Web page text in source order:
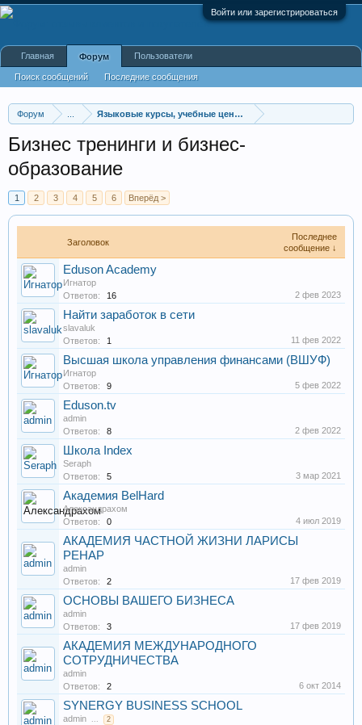
Войти или зарегистрироваться
Форум Языковые курсы, учебные центры
Бизнес тренинги и бизнес-
образование
1 2 3 4 5 6 Вперёд >
Заголовок
Последнее
сообщение ↓
Eduson Academy
Игнатор
Ответов:
16 2 фев 2023
Найти заработок в сети
slavaluk
Ответов:
1 11 фев 2022
Высшая школа управления финансами (ВШУФ)
Игнатор
Ответов:
9 5 фев 2022
Eduson.tv
admin
Ответов:
8 2 фев 2022
Школа Index
Seraph
Ответов:
5 3 мар 2021
Академия BelHard
Александрахом
Ответов:
0 4 июл 2019
АКАДЕМИЯ ЧАСТНОЙ ЖИЗНИ ЛАРИСЫ
РЕНАР
admin
Ответов:
2 17 фев 2019
ОСНОВЫ ВАШЕГО БИЗНЕСА
admin
Ответов:
3 17 фев 2019
АКАДЕМИЯ МЕЖДУНАРОДНОГО
СОТРУДНИЧЕСТВА
admin
Ответов:
2 6 окт 2014
SYNERGY BUSINESS SCHOOL
admin ... 2
Главная Форум
Поиск сообщений Последние сообщения
Пользователи